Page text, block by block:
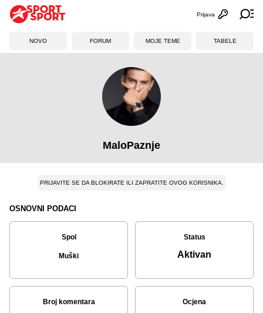
Otvori
Prijava
NOVO FORUM MOJE TEME TABELE
MaloPaznje
PRIJAVITE SE DA BLOKIRATE ILI ZAPRATITE OVOG KORISNIKA.
OSNOVNI PODACI
Spol
Muški
Status
Aktivan
Broj komentara Ocjena